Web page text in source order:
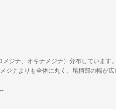
ジナ、オキナメジナ）分布しています。
ジナよりも全体に丸く、尾柄部の幅が広